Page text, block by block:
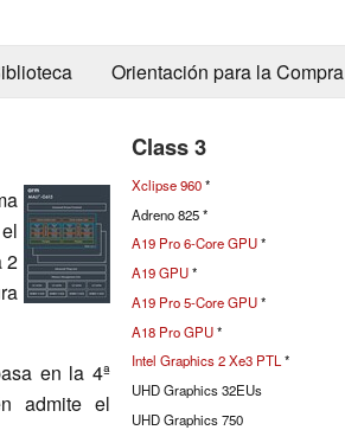
Orientación para la Compra
2
en la 4ª
admite el
Class 3
Xclipse 960*
Adreno 825 *
A19 Pro 6-Core GPU*
A19 GPU*
A19 Pro 5-Core GPU*
A18 Pro GPU*
Intel Graphics 2 Xe3 PTL*
UHD Graphics 32EUs
UHD Graphics 750